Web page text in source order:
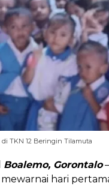
TKN 12 Beringin Tilamuta
Boalemo, Gorontalo
hari